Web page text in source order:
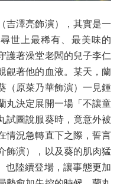
吉澤亮飾演），其實是一
世上最稀有、最美味的
護著澡堂老闆的兒子李仁
覦著他的血液。某天，蘭
（原菜乃華飾演）一見鍾
丸決定展開一場「不讓童
試圖說服葵時，竟意外被
情況急轉直下之際，誓言
飾演），以及葵的肌肉猛
也陸續登場，讓事態更加